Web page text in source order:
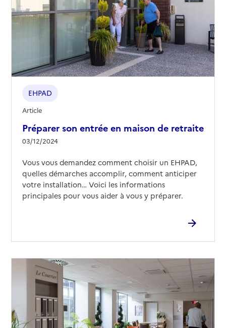
Préparer son entrée en maison de retraite
03/12/2024
EHPAD
Article
Vous vous demandez comment choisir un EHPAD,
quelles démarches accomplir, comment anticiper
votre installation… Voici les informations
principales pour vous aider à vous y préparer.